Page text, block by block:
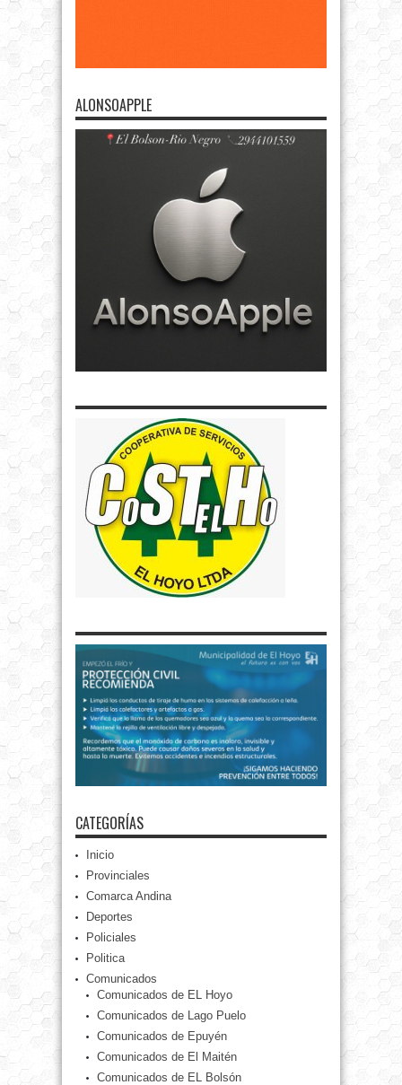
ALONSOAPPLE
CATEGORÍAS
Inicio
Provinciales
Comarca Andina
Deportes
Policiales
Politica
Comunicados
Comunicados de EL Hoyo
Comunicados de Lago Puelo
Comunicados de Epuyén
Comunicados de El Maitén
Comunicados de EL Bolsón